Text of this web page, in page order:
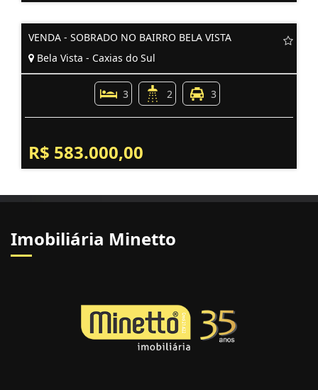
VENDA - SOBRADO NO BAIRRO BELA VISTA
Bela Vista - Caxias do Sul
3 2 3
R$ 583.000,00
Imobiliária Minetto